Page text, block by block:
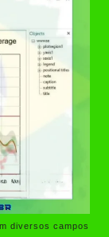
diversos campos